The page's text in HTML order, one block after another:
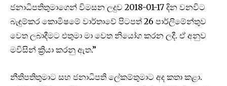
ජනාධිපතිතුමාගෙන් විමසන ලදුව 2018-01-17 දින වනවිට
බැඳුම්කර කොමිෂමේ වාර්තාවේ පිටපත් 26 පාර්ලිමේන්තුව
වෙත ලබාදීමට එතුමා මා වෙත නියෝග කරන ලදී. ඒ අනුව
මවිසින් ක්‍රියා කරනු ඇත.”
නීතිපතිතුමාට සහ ජනාධිපති ලේකම්තුමාට අද කතා කළා.